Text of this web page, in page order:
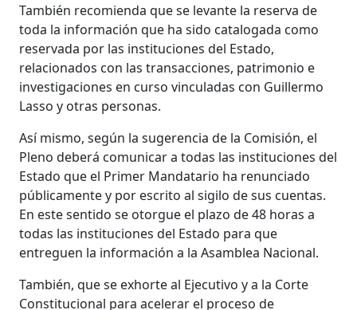
También recomienda que se levante la reserva de
toda la información que ha sido catalogada como
reservada por las instituciones del Estado,
relacionados con las transacciones, patrimonio e
investigaciones en curso vinculadas con Guillermo
Lasso y otras personas.
Así mismo, según la sugerencia de la Comisión, el
Pleno deberá comunicar a todas las instituciones del
Estado que el Primer Mandatario ha renunciado
públicamente y por escrito al sigilo de sus cuentas.
En este sentido se otorgue el plazo de 48 horas a
todas las instituciones del Estado para que
entreguen la información a la Asamblea Nacional.
También, que se exhorte al Ejecutivo y a la Corte
Constitucional para acelerar el proceso de